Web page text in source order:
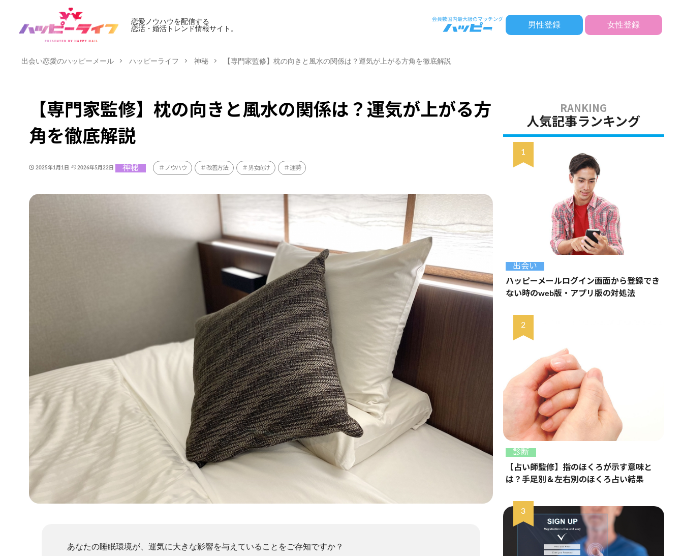
恋愛ノウハウを配信する
恋活・婚活トレンド情報サイト。
男性登録 女性登録
出会い恋愛のハッピーメール ハッピーライフ 神秘 【専門家監修】枕の向きと風水の関係は？運気が上がる方角を徹底解説
【専門家監修】枕の向きと風水の関係は？運気が上がる方
角を徹底解説
2025年1月1日 2026年5月22日 神秘 ノウハウ 改善方法 男女向け 運勢
あなたの睡眠環境が、運気に大きな影響を与えていることをご存知ですか？
人気記事ランキング
出会い
ハッピーメールログイン画面から登録でき
ない時のweb版・アプリ版の対処法
診断
【占い師監修】指のほくろが示す意味と
は？手足別＆左右別のほくろ占い結果